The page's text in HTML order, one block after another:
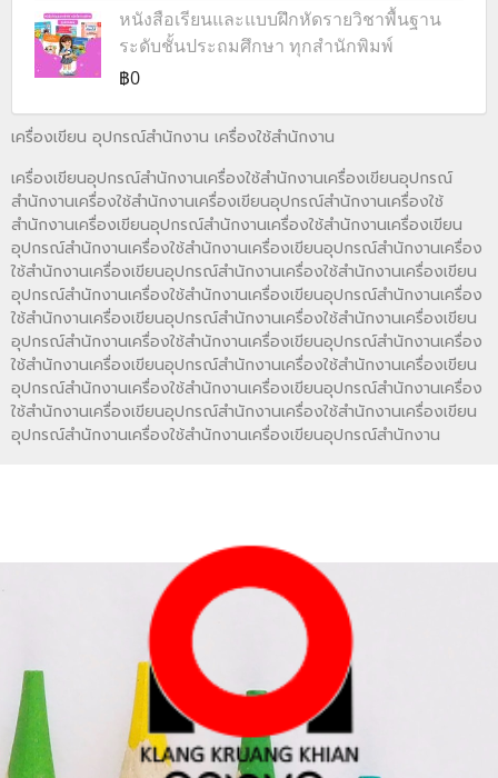
หนังสือเรียนและแบบฝึกหัดรายวิชาพื้นฐาน
ระดับชั้นประถมศึกษา ทุกสำนักพิมพ์
฿0
เครื่องเขียน อุปกรณ์สำนักงาน เครื่องใช้สำนักงาน
เครื่องเขียนอุปกรณ์สำนักงานเครื่องใช้สำนักงานเครื่องเขียนอุปกรณ์
สำนักงานเครื่องใช้สำนักงานเครื่องเขียนอุปกรณ์สำนักงานเครื่องใช้
สำนักงานเครื่องเขียนอุปกรณ์สำนักงานเครื่องใช้สำนักงานเครื่องเขียน
อุปกรณ์สำนักงานเครื่องใช้สำนักงานเครื่องเขียนอุปกรณ์สำนักงานเครื่อง
ใช้สำนักงานเครื่องเขียนอุปกรณ์สำนักงานเครื่องใช้สำนักงานเครื่องเขียน
อุปกรณ์สำนักงานเครื่องใช้สำนักงานเครื่องเขียนอุปกรณ์สำนักงานเครื่อง
ใช้สำนักงานเครื่องเขียนอุปกรณ์สำนักงานเครื่องใช้สำนักงานเครื่องเขียน
อุปกรณ์สำนักงานเครื่องใช้สำนักงานเครื่องเขียนอุปกรณ์สำนักงานเครื่อง
ใช้สำนักงานเครื่องเขียนอุปกรณ์สำนักงานเครื่องใช้สำนักงานเครื่องเขียน
อุปกรณ์สำนักงานเครื่องใช้สำนักงานเครื่องเขียนอุปกรณ์สำนักงานเครื่อง
ใช้สำนักงานเครื่องเขียนอุปกรณ์สำนักงานเครื่องใช้สำนักงานเครื่องเขียน
อุปกรณ์สำนักงานเครื่องใช้สำนักงานเครื่องเขียนอุปกรณ์สำนักงาน